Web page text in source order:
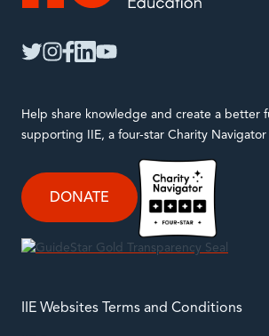
Help share knowledge and create a better
supporting IIE, a four-star Charity Navigator
DONATE
IIE Websites Terms and Conditions